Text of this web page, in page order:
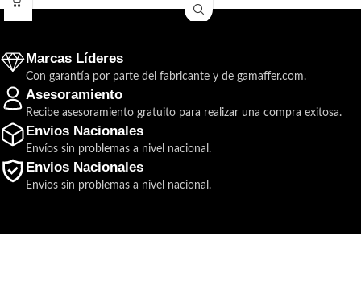
Marcas Líderes
Con garantía por parte del fabricante y de gamaffer.com.
Asesoramiento
Recibe asesoramiento gratuito para realizar una compra exitosa.
Envios Nacionales
Envíos sin problemas a nivel nacional.
Envios Nacionales
Envíos sin problemas a nivel nacional.